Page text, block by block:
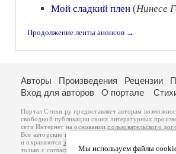
Мой сладкий плен (Нинесе
Продолжение ленты анонсов →
Мы используем файлы
Авторы Произведения Рецензии
Вход для авторов
О портале
Портал Стихи.ру предоставляет авторам
свободной публикации своих литературных
сети Интернет на основаниипользовательского
Все авторские права на произведения принадлежат
и охраняются законом
. Перепечатка произведений
только с согласия его автора, к которому вы можете